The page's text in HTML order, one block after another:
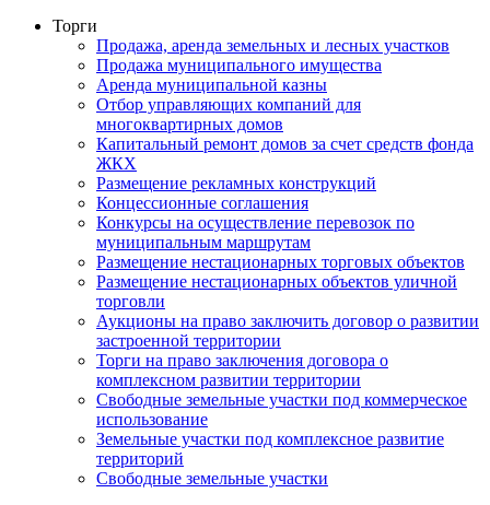
Торги
Продажа, аренда земельных и лесных участков
Продажа муниципального имущества
Аренда муниципальной казны
Отбор управляющих компаний для
многоквартирных домов
Капитальный ремонт домов за счет средств фонда
ЖКХ
Размещение рекламных конструкций
Концессионные соглашения
Конкурсы на осуществление перевозок по
муниципальным маршрутам
Размещение нестационарных торговых объектов
Размещение нестационарных объектов уличной
торговли
Аукционы на право заключить договор о развитии
застроенной территории
Торги на право заключения договора о
комплексном развитии территории
Свободные земельные участки под коммерческое
использование
Земельные участки под комплексное развитие
территорий
Свободные земельные участки